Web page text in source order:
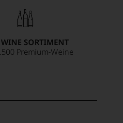
SORTIMENT
Premium-Weine